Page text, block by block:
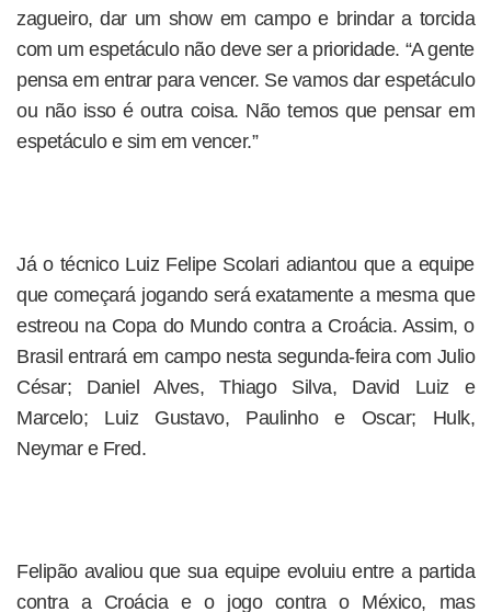
zagueiro, dar um show em campo e brindar a torcida
com um espetáculo não deve ser a prioridade. “A gente
pensa em entrar para vencer. Se vamos dar espetáculo
ou não isso é outra coisa. Não temos que pensar em
espetáculo e sim em vencer.”
Já o técnico Luiz Felipe Scolari adiantou que a equipe
que começará jogando será exatamente a mesma que
estreou na Copa do Mundo contra a Croácia. Assim, o
Brasil entrará em campo nesta segunda-feira com Julio
César; Daniel Alves, Thiago Silva, David Luiz e
Marcelo; Luiz Gustavo, Paulinho e Oscar; Hulk,
Neymar e Fred.
Felipão avaliou que sua equipe evoluiu entre a partida
contra a Croácia e o jogo contra o México, mas